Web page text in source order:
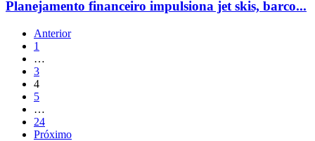
Planejamento financeiro impulsiona jet skis, barco...
Anterior
1
…
3
4
5
…
24
Próximo